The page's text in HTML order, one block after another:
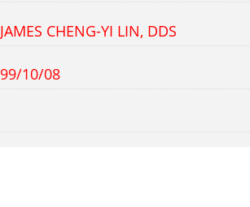
JAMES CHENG-YI LIN, DDS
99/10/08